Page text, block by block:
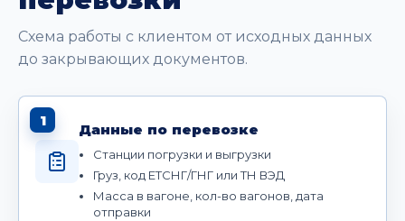
Схема работы с клиентом от исходных данных
до закрывающих документов.
1
Данные по перевозке
Станции погрузки и выгрузки
Груз, код ЕТСНГ/ГНГ или ТН ВЭД
Масса в вагоне, кол-во вагонов, дата
отправки